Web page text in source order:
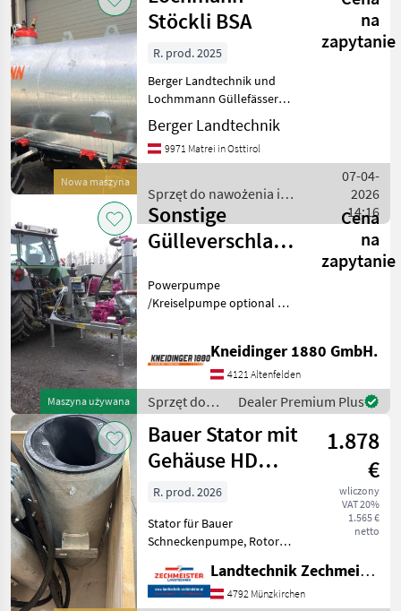
/ Eisele
Nowa maszyna
Stöckli BSA
na
zapytanie
R. prod. 2025
Berger Landtechnik und
Lochmmann Güllefässer
Aufbaufässer für das
Wachstum von
morgen.Qualität die
Hochdruckfass mit
Drehkolben Pumpe .Run
Berger Landtechnik
9971 Matrei in Osttirol
Sprzęt do nawożenia i
nawadniania / Stöckli
07-04-
2026
14:16
Maszyna używana
Sonstige
Gülleverschlauchung
Cena
na
zapytanie
Powerpumpe
/Kreiselpumpe optional mit
Sprzęt do nawożenia i
nawadniania Pompy do
gnojowicy
Kneidinger 1880 GmbH.
4121 Altenfelden
Sprzęt do
nawożenia i
nawadniania
/ Sonstige
Dealer Premium Plus
Bauer Stator mit
Gehäuse HD
200/120
1.878
€
wliczony
VAT 20%
1.565 €
netto
R. prod. 2026
Stator für Bauer
Schneckenpumpe, Rotor
nawożenia i nawadniania
Pompy do gnojowicy
Landtechnik Zechmeister GmbH & Co KG
4792 Münzkirchen